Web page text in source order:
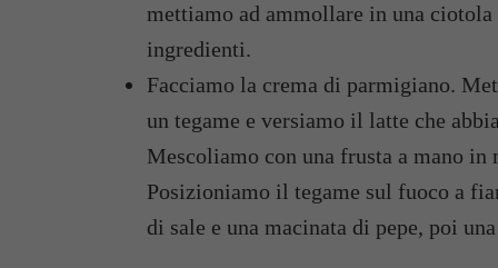
mettiamo ad ammollare in una
ingredienti.
Facciamo la crema di parmigiano.
un tegame e versiamo il latte che
Mescoliamo con una frusta a mano in
Posizioniamo il tegame sul fuoco a
di sale e una macinata di pepe, poi